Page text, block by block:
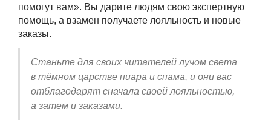
помогут вам». Вы дарите людям свою экспертную
помощь, а взамен получаете лояльность и новые
заказы.
Станьте для своих читателей лучом света
в тёмном царстве пиара и спама, и они вас
отблагодарят сначала своей лояльностью,
а затем и заказами.